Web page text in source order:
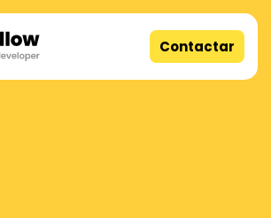
Contactar